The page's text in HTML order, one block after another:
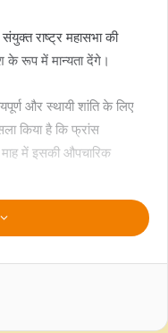
राष्ट्र महासभा की
के रूप में मान्यता देंगे।
और स्थायी शांति के लिए
किया है कि फ्रांस
माह में इसकी औपचारिक
इजरायली प्रधानमंत्री
एक बयान में कहा, “यह
जैसे एक और ईरानी
फिलिस्तीनी राष्ट्र,